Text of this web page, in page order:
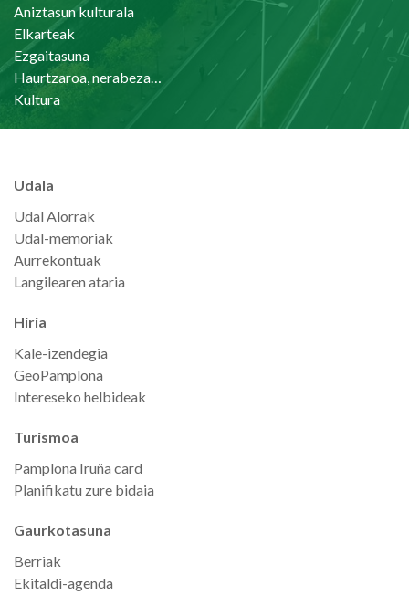
Aniztasun kulturala
Elkarteak
Ezgaitasuna
Haurtzaroa, nerabezaroa eta familia
Kultura
Udala
Udal Alorrak
Udal-memoriak
Aurrekontuak
Langilearen ataria
Hiria
Kale-izendegia
GeoPamplona
Intereseko helbideak
Turismoa
Pamplona Iruña card
Planifikatu zure bidaia
Gaurkotasuna
Berriak
Ekitaldi-agenda